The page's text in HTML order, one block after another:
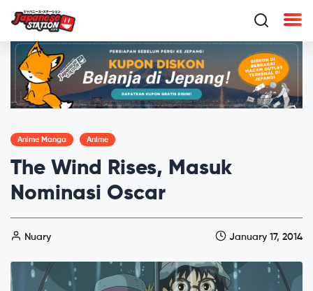
Anime Manga Anime
The Wind Rises, Masuk
Nominasi Oscar
Nuary January 17, 2014